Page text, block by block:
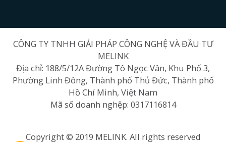
CÔNG TY TNHH GIẢI PHÁP CÔNG NGHỆ VÀ ĐẦU TƯ
MELINK
Địa chỉ: 188/5/12A Đường Tô Ngọc Vân, Khu Phố 3,
Phường Linh Đông, Thành phố Thủ Đức, Thành phố
Hồ Chí Minh, Việt Nam
Mã số doanh nghệp: 0317116814
Copyright © 2019 MELINK. All rights reserved